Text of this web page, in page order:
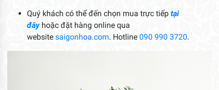
Quý khách có thể đến chọn mua trực tiếp tại
đâyhoặc đặt hàng online qua
website saigonhoa.com. Hotline 090 990 3720.